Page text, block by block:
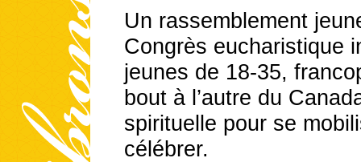
Un rassemblement
Congrès eucharistique
jeunes de 18-35,
bout à l’autre du
spirituelle pour se
célébrer.